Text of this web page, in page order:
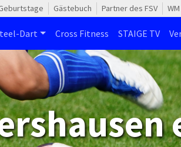
Gästebuch Partner des FSV
Dart Cross Fitness STAIGE TV